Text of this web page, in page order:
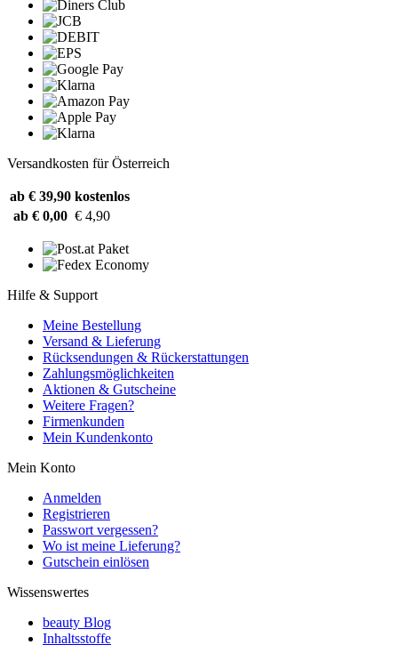
Versandkosten für Österreich
ab € 39,90 kostenlos
ab € 0,00 € 4,90
Hilfe & Support
Meine Bestellung
Versand & Lieferung
Rücksendungen & Rückerstattungen
Zahlungsmöglichkeiten
Aktionen & Gutscheine
Weitere Fragen?
Firmenkunden
Mein Kundenkonto
Mein Konto
Anmelden
Registrieren
Passwort vergessen?
Wo ist meine Lieferung?
Gutschein einlösen
Wissenswertes
beauty Blog
Inhaltsstoffe